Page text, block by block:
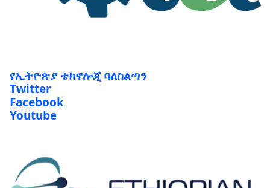
የኢትዮጵያ ቴክኖሎጂ ባለስልጣን
Twitter
Facebook
Youtube